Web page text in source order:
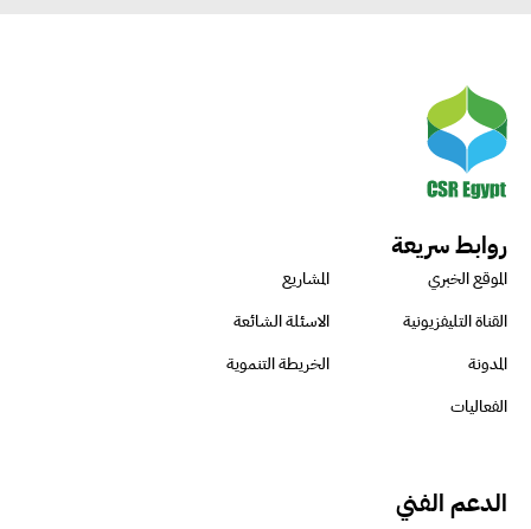
روابط سريعة
الموقع الخبري
المشاريع
القناة التليفزيونية
الاسئلة الشائعة
المدونة
الخريطة التنموية
الفعاليات
الدعم الفني